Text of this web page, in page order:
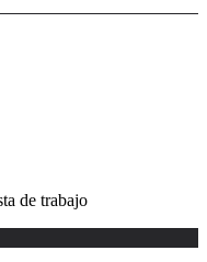
de trabajo